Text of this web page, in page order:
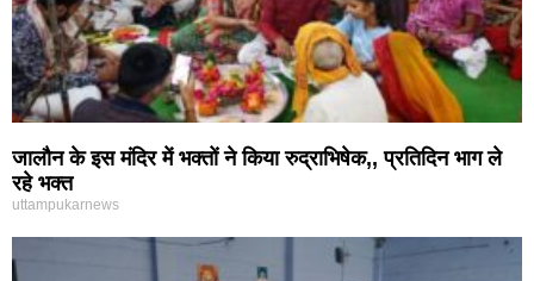
जालौन के इस मंदिर में भक्तों ने किया रुद्राभिषेक,, प्रतिदिन भाग ले
रहे भक्त
uttampukarnews